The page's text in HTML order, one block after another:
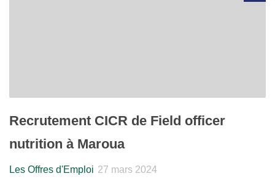
Recrutement CICR de Field officer
nutrition à Maroua
Les Offres d'Emploi 27 mars 2024